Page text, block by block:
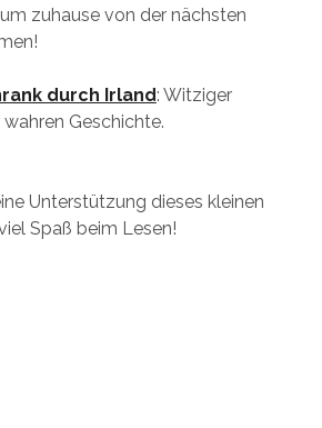
zuhause von der nächsten
durch Irland: Witziger
Geschichte.
Unterstützung dieses kleinen
Spaß beim Lesen!